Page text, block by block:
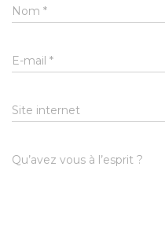
Nom *
E-mail *
Site internet
Qu’avez vous à l’esprit ?